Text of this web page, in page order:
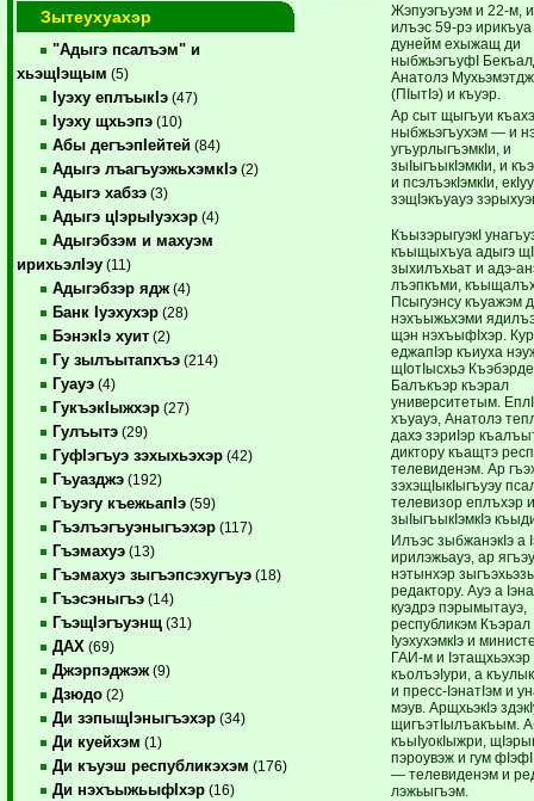
Зытеухуахэр
"Адыгэ псалъэм" и
хьэщIэщым (5)
Iуэху еплъыкIэ (47)
Iуэху щхьэпэ (10)
Абы дегъэпIейтей (84)
Адыгэ лъагъуэжьхэмкIэ (2)
Адыгэ хабзэ (3)
Адыгэ цIэрыIуэхэр (4)
Адыгэбзэм и махуэм
ирихьэлIэу (11)
Адыгэбзэр ядж (4)
Банк Iуэхухэр (28)
БэнэкIэ хуит (2)
Гу зылъытапхъэ (214)
Гуауэ (4)
ГукъэкIыжхэр (27)
Гулъытэ (29)
ГуфIэгъуэ зэхыхьэхэр (42)
Гъуазджэ (192)
Гъуэгу къежьапIэ (59)
Гъэлъэгъуэныгъэхэр (117)
Гъэмахуэ (13)
Гъэмахуэ зыгъэпсэхугъуэ (18)
Гъэсэныгъэ (14)
ГъэщIэгъуэнщ (31)
ДАХ (69)
Джэрпэджэж (9)
Дзюдо (2)
Ди зэпыщIэныгъэхэр (34)
Ди куейхэм (1)
Ди къуэш республикэхэм (176)
Ди нэхъыжьыфIхэр (16)
Жэпуэгъуэм и 22-м,
илъэс 59-рэ ирикъуа
дунейм ехыжащ ди
ныбжьэгъуфI
Анатолэ
(ПIытIэ) и къуэр.
Ар сыт щыгъуи
ныбжьэгъухэм — и
угъурлыгъэмкIи, и
зыIыгъыкIэмкIи, и
и псэлъэкIэмкIи,
зэщIэкъуауэ
КъызэрыгуэкI
къыщыхъуа адыгэ
зыхилъхьат и адэ-
лъэпкъми,
Псыгуэнсу къуажэм
нэхъыжьхэми
щэн нэхъыфIхэр.
еджапIэр къиуха
щIотIысхьэ
Балъкъэр къэрал
университетым.
хъуауэ, Анатолэ
дахэ зэриIэр
диктору къащтэ
телевиденэм. Ар
зэхэщIыкIыгъуэу
телевизор еплъхэр и
зыIыгъыкIэмкIэ
Илъэс зыбжанэкIэ а
ирилэжьауэ, ар
нэтынхэр
редактору. Ауэ а
куэдрэ пэрымытауэ,
республикэм Къэрал
IуэхухэмкIэ и
ГАИ-м и Iэтащхьэхэр
къолъэIури, а
и пресс-IэнатIэм и
мэув. АрщхьэкIэ
щигъэтIылъакъым.
къыIуокIыжри,
пэроувэж и гум
— телевиденэм и
лэжьыгъэм.